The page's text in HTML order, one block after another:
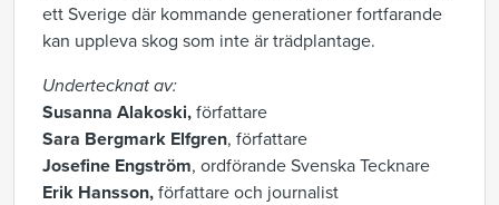
ett Sverige där kommande generationer fortfarande
kan uppleva skog som inte är trädplantage.
Undertecknat av:
Susanna Alakoski, författare
Sara Bergmark Elfgren, författare
Josefine Engström, ordförande Svenska Tecknare
Erik Hansson, författare och journalist